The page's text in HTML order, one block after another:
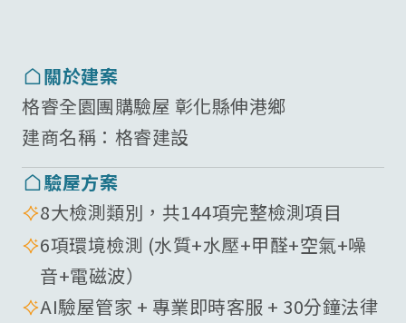
關於建案
格睿全園團購驗屋 彰化縣伸港鄉
建商名稱： 格睿建設
驗屋方案
8大檢測類別，共144項完整檢測項目
6項環境檢測 (水質+水壓+甲醛+空氣+噪
音+電磁波）
AI驗屋管家 + 專業即時客服 + 30分鐘法律